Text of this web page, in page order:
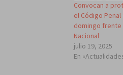
Convocan a
el Código
domingo frente
Nacional
julio 19, 2025
En